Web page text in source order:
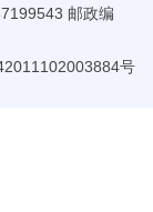
邮政编
号